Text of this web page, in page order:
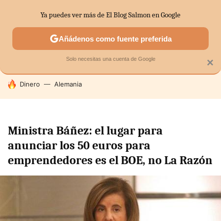
SECTORES ECONOMÍA DOMÉSTICA MERCADOS
HOY SE HABLA DE
Dinero Alemania
Ministra Báñez: el lugar para
anunciar los 50 euros para
emprendedores es el BOE, no La Razón
×
Ya puedes ver más de El Blog Salmon en Google
Añádenos como fuente preferida
Solo necesitas una cuenta de Google